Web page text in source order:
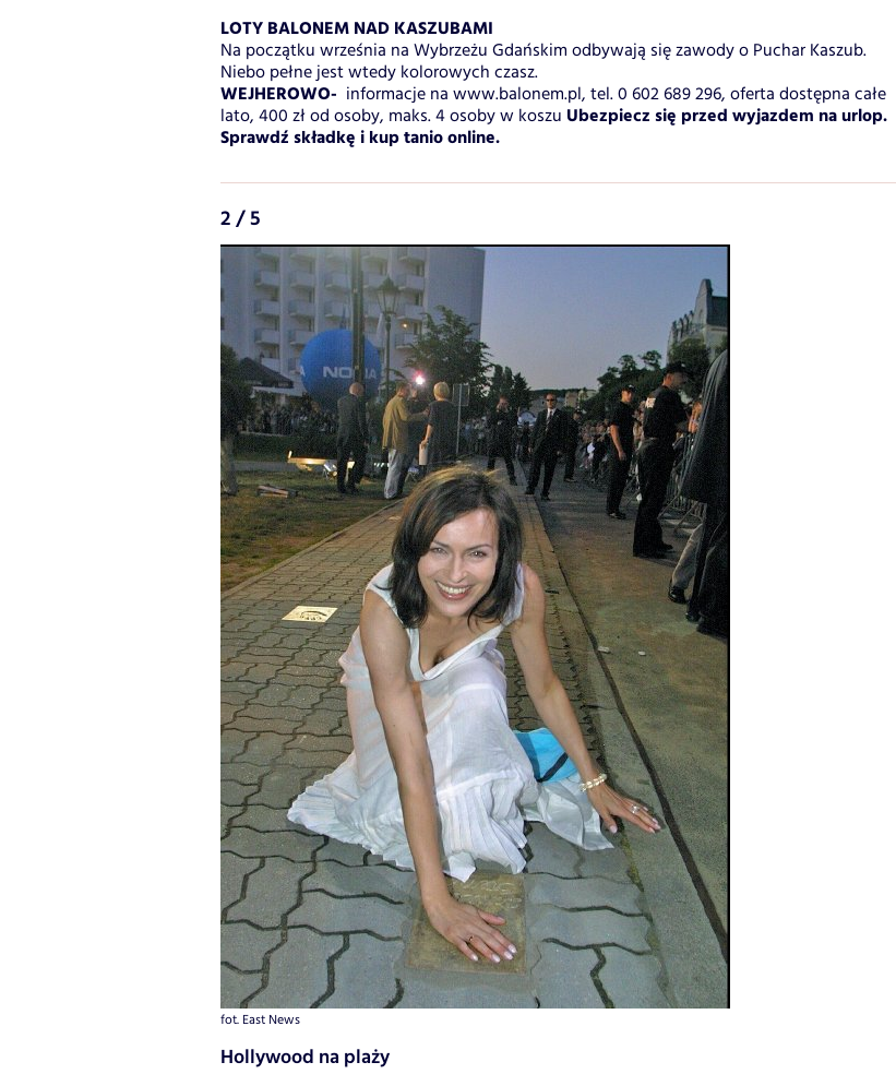
LOTY BALONEM NAD KASZUBAMI
Na początku września na Wybrzeżu Gdańskim odbywają się zawody o Puchar Kaszub.
Niebo pełne jest wtedy kolorowych czasz.
WEJHEROWO- informacje na www.balonem.pl, tel. 0 602 689 296, oferta dostępna całe
lato, 400 zł od osoby, maks. 4 osoby w koszu Ubezpiecz się przed wyjazdem na urlop.
Sprawdź składkę i kup tanio online.
2 / 5
fot. East News
Hollywood na plaży